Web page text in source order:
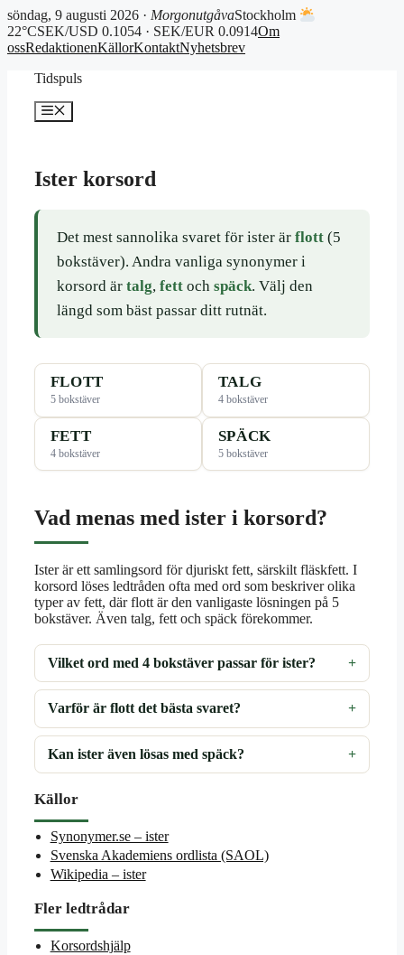
söndag, 9 augusti 2026 · MorgonutgåvaStockholm
22°CSEK/USD 0.1054 · SEK/EUR 0.0914Om
ossRedaktionenKällorKontaktNyhetsbrev
Tidspuls
Meny
Ister korsord
Det mest sannolika svaret för ister är flott(5
bokstäver). Andra vanliga synonymer i
korsord är talg, fettoch späck. Välj den
längd som bäst passar ditt rutnät.
FLOTT
5 bokstäver
TALG
4 bokstäver
FETT
4 bokstäver
SPÄCK
5 bokstäver
Vad menas med ister i korsord?
Ister är ett samlingsord för djuriskt fett, särskilt fläskfett. I
korsord löses ledtråden ofta med ord som beskriver olika
typer av fett, där flott är den vanligaste lösningen på 5
bokstäver. Även talg, fett och späck förekommer.
Vilket ord med 4 bokstäver passar för ister?
Varför är flott det bästa svaret?
Kan ister även lösas med späck?
Källor
Synonymer.se – ister
Svenska Akademiens ordlista (SAOL)
Wikipedia – ister
Fler ledtrådar
Korsordshjälp